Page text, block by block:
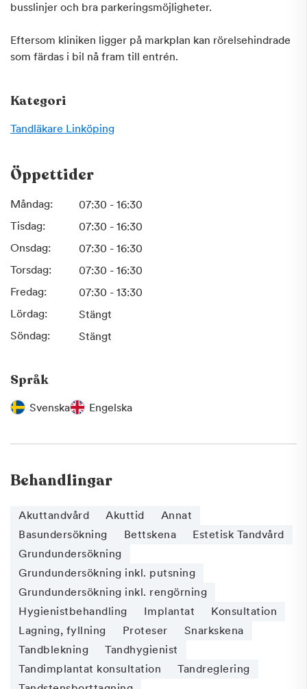
busslinjer och bra parkeringsmöjligheter.
Eftersom kliniken ligger på markplan kan rörelsehindrade
som färdas i bil nå fram till entrén.
Kategori
Tandläkare Linköping
Öppettider
Måndag:
07:30 - 16:30
Tisdag:
07:30 - 16:30
Onsdag:
07:30 - 16:30
Torsdag:
07:30 - 16:30
Fredag:
07:30 - 13:30
Lördag:
Stängt
Söndag:
Stängt
Språk
Svenska Engelska
Behandlingar
Akuttandvård Akuttid
Annat
Basundersökning
Bettskena
Estetisk Tandvård
Grundundersökning
Grundundersökning inkl. putsning
Grundundersökning inkl. rengörning
Hygienistbehandling
Implantat
Konsultation
Lagning, fyllning
Proteser
Snarkskena
Tandblekning
Tandhygienist
Tandimplantat konsultation
Tandreglering